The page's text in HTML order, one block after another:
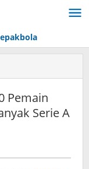
Pemain
Serie A